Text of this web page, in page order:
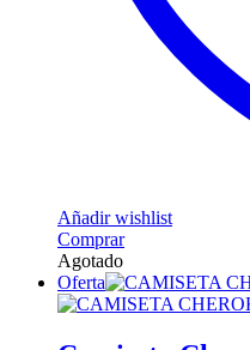
Añadir wishlist
ComprarEste
tiene
múltiples
Agotado
Oferta